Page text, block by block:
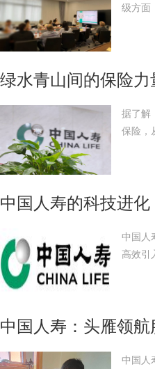
级方面
据了解
保险，
中国人寿的科技进
中国人
高效引
中国人寿：头雁领
中国人